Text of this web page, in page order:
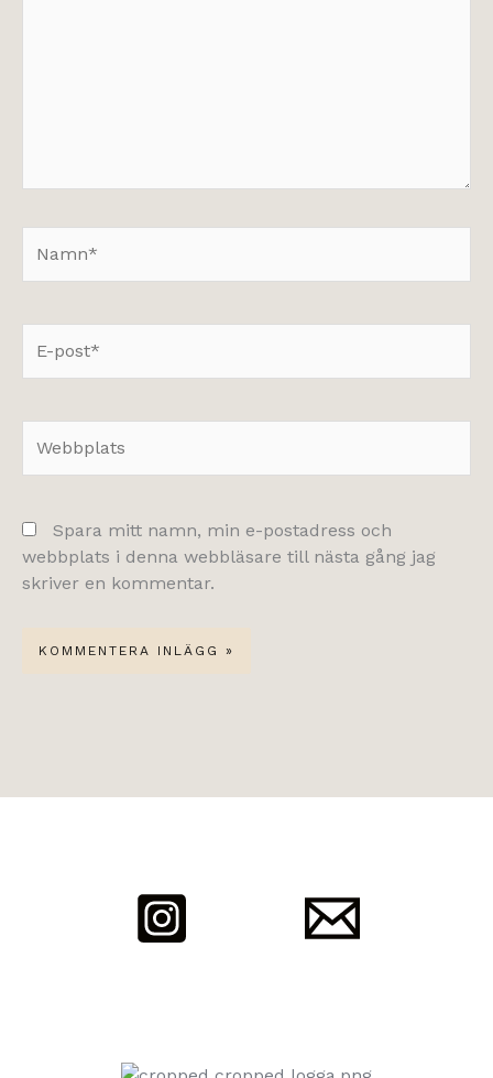
post*
Spara mitt namn, min e-postadress och
webbplats i denna webbläsare till nästa gång jag
skriver en kommentar.